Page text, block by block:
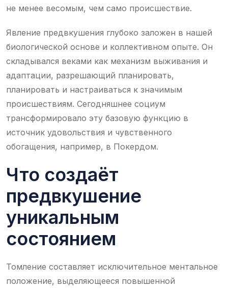
не менее весомым, чем само происшествие.
Явление предвкушения глубоко заложен в нашей
биологической основе и коллективном опыте. Он
складывался веками как механизм выживания и
адаптации, разрешающий планировать,
планировать и настраиваться к значимым
происшествиям. Сегодняшнее социум
трансформировало эту базовую функцию в
источник удовольствия и чувственного
обогащения, например, в Покердом.
Что создаёт
предвкушение
уникальным
состоянием
Томление составляет исключительное ментальное
положение, выделяющееся повышенной